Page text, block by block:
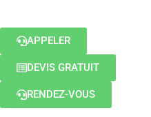
APPELER
DEVIS GRATUIT
RENDEZ-VOUS